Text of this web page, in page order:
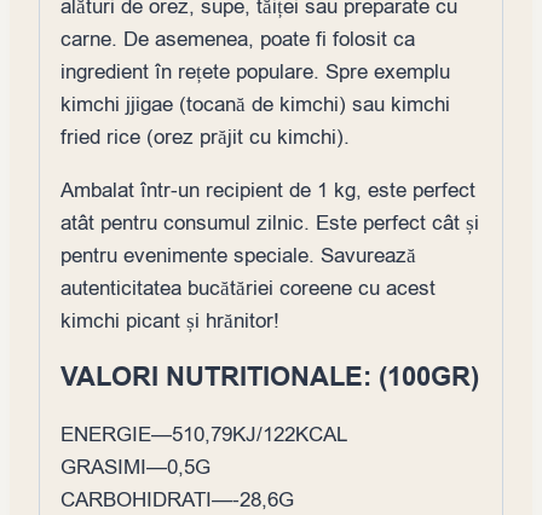
alături de orez, supe, tăiței sau preparate cu
carne. De asemenea, poate fi folosit ca
ingredient în rețete populare. Spre exemplu
kimchi jjigae (tocană de kimchi) sau kimchi
fried rice (orez prăjit cu kimchi).
Ambalat într-un recipient de 1 kg, este perfect
atât pentru consumul zilnic. Este perfect cât și
pentru evenimente speciale. Savurează
autenticitatea bucătăriei coreene cu acest
kimchi picant și hrănitor!
VALORI NUTRITIONALE: (100GR)
ENERGIE—510,79KJ/122KCAL
GRASIMI—0,5G
CARBOHIDRATI—-28,6G